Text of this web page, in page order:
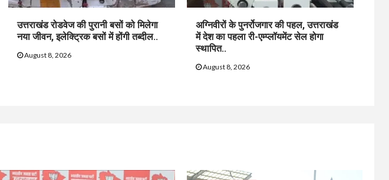
उत्तराखंड रोडवेज की पुरानी बसों को मिलेगा
नया जीवन, इलेक्ट्रिक बसों में होंगी तब्दील..
August 8, 2026
अग्निवीरों के पुनर्रोजगार की पहल, उत्तराखंड
में देश का पहला री-एम्प्लॉयमेंट सेल होगा
स्थापित..
August 8, 2026